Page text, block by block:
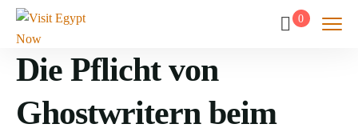
0
Die Pflicht von
Ghostwritern beim